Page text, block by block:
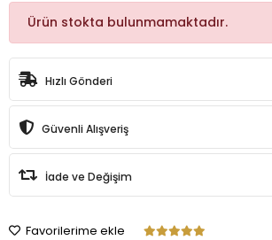
Ürün stokta bulunmamaktadır.
Hızlı Gönderi
Güvenli Alışveriş
İade ve Değişim
Favorilerime ekle